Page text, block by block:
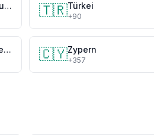
Tschechische Republik 🇹🇷Türkei
+90
Vereinigtes Königreich 🇨🇾Zypern
+357